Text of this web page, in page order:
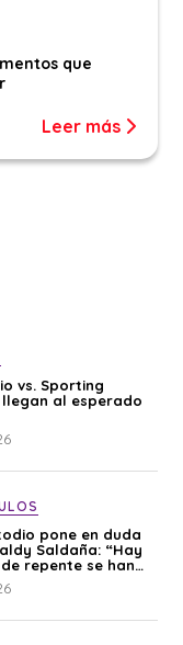
que
Leer más
vs. Sporting
llegan al esperado
pone en duda
Saldaña: “Hay
repente se han